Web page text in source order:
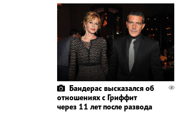
Бандерас высказался об
отношениях с Гриффит
через 11 лет после развода